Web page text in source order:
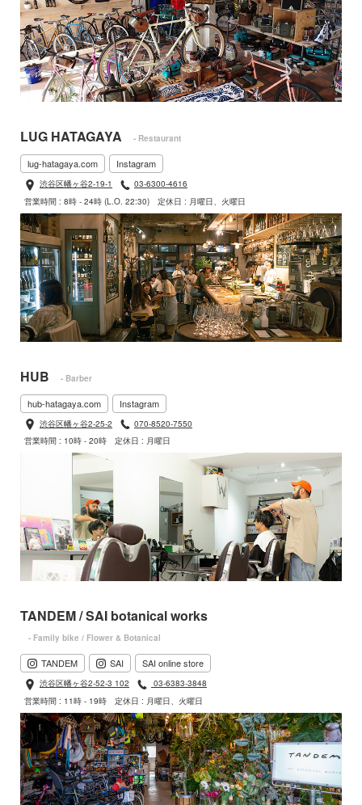
LUG HATAGAYA - Restaurant
lug-hatagaya.com Instagram
渋谷区幡ヶ谷2-19-1
03-6300-4616
営業時間 : 8時 - 24時 (L.O. 22:30)
定休日 : 月曜日、火曜日
HUB - Barber
hub-hatagaya.com Instagram
渋谷区幡ヶ谷2-25-2
070-8520-7550
営業時間 : 10時 - 20時
定休日 : 月曜日
TANDEM / SAI botanical works
- Family bike / Flower & Botanical
TANDEM SAI SAI online store
渋谷区幡ヶ谷2-52-3 102
03-6383-3848
営業時間 : 11時 - 19時
定休日 : 月曜日、火曜日